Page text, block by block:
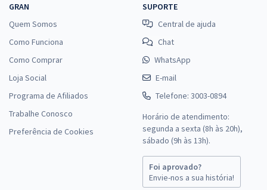
GRAN
Quem Somos
Como Funciona
Como Comprar
Loja Social
Programa de Afiliados
Trabalhe Conosco
Preferência de Cookies
SUPORTE
Central de ajuda
Chat
WhatsApp
E-mail
Telefone: 3003-0894
Horário de atendimento:
segunda a sexta (8h às 20h),
sábado (9h às 13h).
Foi aprovado?
Envie-nos a sua história!